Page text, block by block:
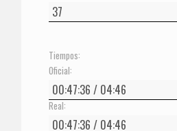
Tiempos:
Oficial:
Real: